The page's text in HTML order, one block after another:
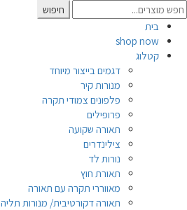
Search
for:
חיפוש
בית
shop now
קטלוג
דגמים בייצור מיוחד
מנורות קיר
פלפונים צמודי תקרה
פרופילים
תאורה שקועה
צילינדרים
נורות לד
תאורת חוץ
מאווררי תקרה עם תאורה
תאורה דקורטיבית/ מנורות תליה